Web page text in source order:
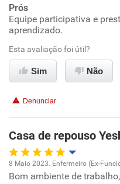
Ambiente de trabalho
Conciliação com a vida
Benefícios
Recomenda a diretoria
Prós
Equipe participativa e
aprendizado.
Esta avaliação foi útil?
Sim Não
Denunciar
Casa de repouso
Oportunidade de promoção
8 Maio 2023. Enfermeiro (Ex-
Bom ambiente de